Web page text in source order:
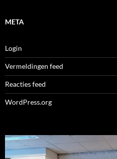
META
Login
Vermeldingen feed
Reacties feed
WordPress.org